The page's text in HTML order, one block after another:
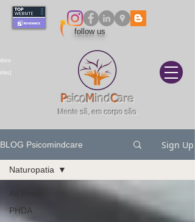
PsicoMindCare
Mente sã, em corpo são
follow us
BLOG Psicomindcare Sign Up
PHDA
Naturopatia